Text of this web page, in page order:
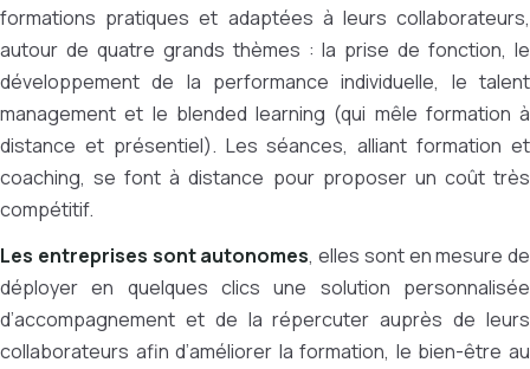
formations pratiques et adaptées à leurs collaborateurs,
autour de quatre grands thèmes : la prise de fonction, le
développement de la performance individuelle, le talent
management et le blended learning (qui mêle formation à
distance et présentiel). Les séances, alliant formation et
coaching, se font à distance pour proposer un coût très
compétitif.
Les entreprises sont autonomes, elles sont en mesure de
déployer en quelques clics une solution personnalisée
d’accompagnement et de la répercuter auprès de leurs
collaborateurs afin d’améliorer la formation, le bien-être au